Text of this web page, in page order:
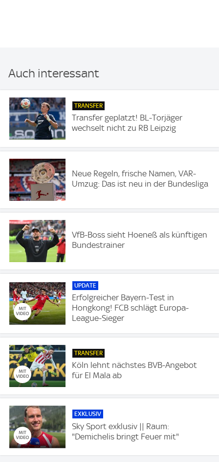
Auch interessant
TRANSFER
Transfer geplatzt! BL-Torjäger
wechselt nicht zu RB Leipzig
Neue Regeln, frische Namen, VAR-
Umzug: Das ist neu in der Bundesliga
VfB-Boss sieht Hoeneß als künftigen
Bundestrainer
UPDATE
Erfolgreicher Bayern-Test in
Hongkong! FCB schlägt Europa-
League-Sieger
TRANSFER
Köln lehnt nächstes BVB-Angebot
für El Mala ab
EXKLUSIV
Sky Sport exklusiv || Raum:
"Demichelis bringt Feuer mit"